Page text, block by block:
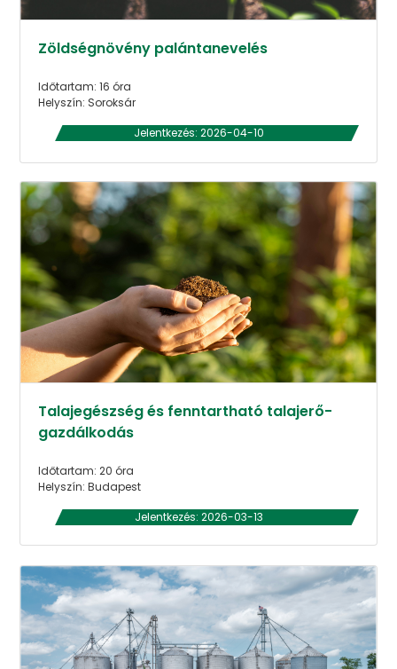
Zöldségnövény palántanevelés
Időtartam: 16 óra
Helyszín: Soroksár
Jelentkezés: 2026-04-10
Talajegészség és fenntartható talajerő-
gazdálkodás
Időtartam: 20 óra
Helyszín: Budapest
Jelentkezés: 2026-03-13